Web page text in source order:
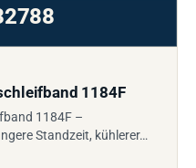
1184F
1184F –
Standzeit, kühlerer…